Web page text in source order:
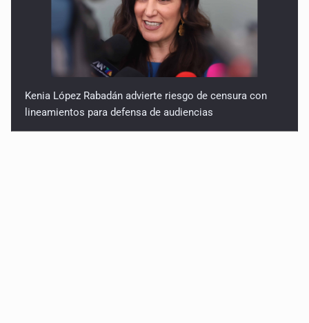
Kenia López Rabadán advierte riesgo de censura con
lineamientos para defensa de audiencias